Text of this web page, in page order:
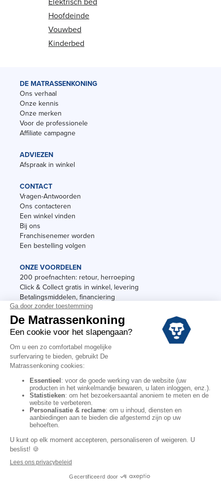
Hoofdeinde
Vouwbed
Kinderbed
DE MATRASSENKONING
Ons verhaal
Onze kennis
Onze merken
Voor de professionele
Affiliate campagne
ADVIEZEN
Afspraak in winkel
CONTACT
Vragen-Antwoorden
Ons contacteren
Een winkel vinden
Bij ons
Franchisenemer worden
Een bestelling volgen
ONZE VOORDELEN
200 proefnachten: retour, herroeping
Click & Collect gratis in winkel, levering
Betalingsmiddelen, financiering
Garantie
Black Friday
Voorraadverkoop
Solden
Algemene verkoopvoorwaarden voor winkels
Algemene verkoopvoorwaarden op internet
Wettelijke Bepalingen
Persoonlijke gegevens
Kortingscodes De Matrassenkoning